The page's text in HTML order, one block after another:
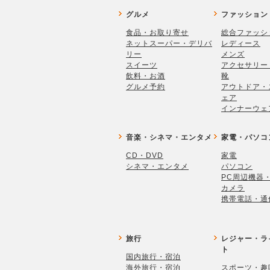
グルメ
食品・お取り寄せ
ネットスーパー・デリバ
リー
スイーツ
飲料・お酒
グルメ予約
ファッション
総合ファッシ
レディース
メンズ
アクセサリ
靴
アウトドア
ェア
インナーウェ
音楽・シネマ・エンタメ
CD・DVD
シネマ・エンタメ
家電・パソコ
家電
パソコン
PC周辺機器
カメラ
携帯電話・通
旅行
国内旅行・宿泊
海外旅行・宿泊
レジャー・
ト
スポーツ・趣